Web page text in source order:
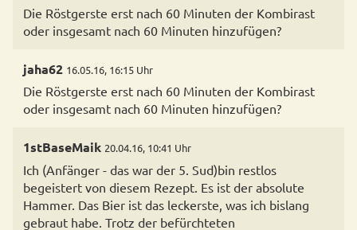
Die Röstgerste erst nach 60 Minuten der Kombirast
oder insgesamt nach 60 Minuten hinzufügen?
jaha62 16.05.16, 16:15 Uhr
Die Röstgerste erst nach 60 Minuten der Kombirast
oder insgesamt nach 60 Minuten hinzufügen?
1stBaseMaik 20.04.16, 10:41 Uhr
Ich (Anfänger - das war der 5. Sud)bin restlos
begeistert von diesem Rezept. Es ist der absolute
Hammer. Das Bier ist das leckerste, was ich bislang
gebraut habe. Trotz der befürchteten